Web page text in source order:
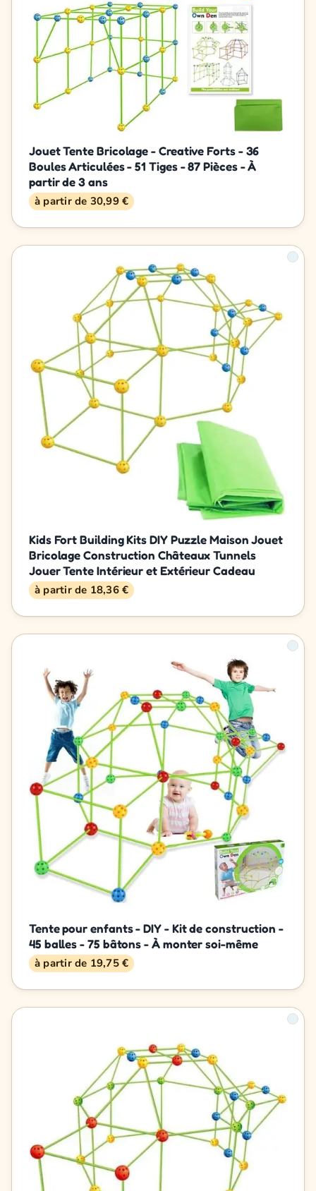
Jouet Tente Bricolage - Creative Forts - 36
Boules Articulées - 51 Tiges - 87 Pièces - À
partir de 3 ans
à partir de 30,99 €
Kids Fort Building Kits DIY Puzzle Maison Jouet
Bricolage Construction Châteaux Tunnels
Jouer Tente Intérieur et Extérieur Cadeau
à partir de 18,36 €
Tente pour enfants - DIY - Kit de construction -
45 balles - 75 bâtons - À monter soi-même
à partir de 19,75 €